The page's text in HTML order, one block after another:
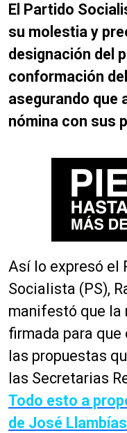
El Partido
su molestia y
designación del
conformación
asegurando que
nómina con sus
Así lo expresó el
Socialista (PS),
manifestó que la
firmada para
las propuestas
las Secretarias
Todo esto a
de José